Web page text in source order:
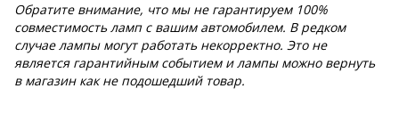
Обратите внимание, что мы не гарантируем 100%
совместимость ламп с вашим автомобилем. В редком
случае лампы могут работать некорректно. Это не
является гарантийным событием и лампы можно вернуть
в магазин как не подошедший товар.